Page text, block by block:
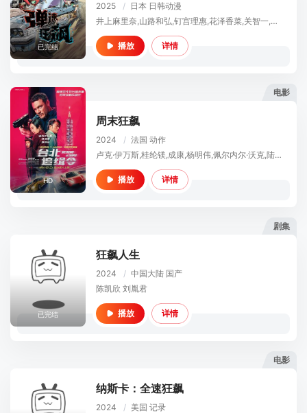
已完结
2025 / 日本 日韩动漫
井上麻里奈,山路和弘,钉宫理惠,花泽香菜,关智一,折笠爱,濑户麻沙美,古川慎,茂木孝允,若井友希,川原庆久,加隈亚衣,田村奈央,新谷真弓,神尾晋一郎,近藤浩德,中村悠一
播放 详情
电影
HD
周末狂飙
2024 / 法国 动作
卢克·伊万斯,桂纶镁,成康,杨明伟,佩尔内尔·沃克,陆弈静,李沛旭,恩里克·阿隆索·康查·科内佐,左右,阿兰·费拉兹,庹宗华,菲利普·刘,贾雷特·杨,威利·杨,廖锦德
播放 详情
剧集
已完结
狂飙人生
2024 / 中国大陆 国产
陈凯欣 刘胤君
播放 详情
电影
纳斯卡：全速狂飙
2024 / 美国 记录